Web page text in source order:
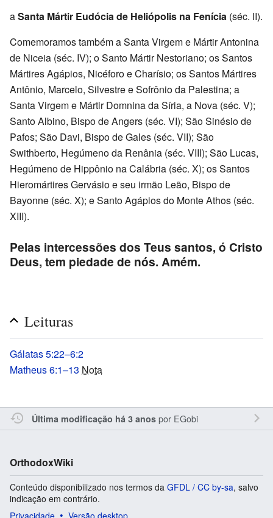
aSanta Mártir Eudócia de Heliópolis na Fenícia (séc. II).
Comemoramos também a Santa Virgem e Mártir Antonina
de Niceia (séc. IV); o Santo Mártir Nestoriano; os Santos
Mártires Agápios, Nicéforo e Charísio; os Santos Mártires
Antônio, Marcelo, Silvestre e Sofrônio da Palestina; a
Santa Virgem e Mártir Domnina da Síria, a Nova (séc. V);
Santo Albino, Bispo de Angers (séc. VI); São Sinésio de
Pafos; São Davi, Bispo de Gales (séc. VII); São
Swithberto, Hegúmeno da Renânia (séc. VIII); São Lucas,
Hegúmeno de Hippônio na Calábria (séc. X); os Santos
Hieromártires Gervásio e seu irmão Leão, Bispo de
Bayonne (séc. X); e Santo Agápios do Monte Athos (séc.
XIII).
Pelas intercessões dos Teus santos, ó Cristo
Deus, tem piedade de nós. Amém.
Leituras
Gálatas 5:22–6:2
Matheus 6:1–13 Nota
Última modificação há 3 anospor EGobi
OrthodoxWiki
Conteúdo disponibilizado nos termos da GFDL / CC by-sa, salvo
indicação em contrário.
Privacidade
Versão desktop